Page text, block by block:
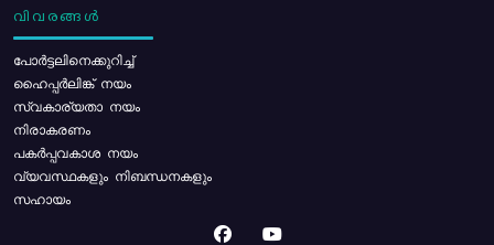
വിവരങ്ങൾ
പോര്‍ട്ടലിനെക്കുറിച്ച്
ഹൈപ്പർലിങ്ക് നയം
സ്വകാര്യതാ നയം
നിരാകരണം
പകർപ്പവകാശ നയം
വ്യവസ്ഥകളും നിബന്ധനകളും
സഹായം